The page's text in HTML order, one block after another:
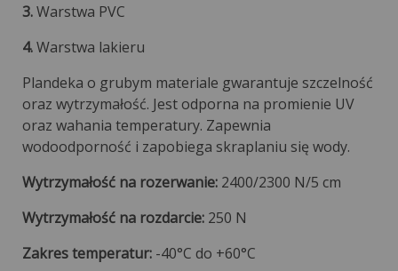
3.Warstwa PVC
4.Warstwa lakieru
Plandeka o grubym materiale gwarantuje szczelność
oraz wytrzymałość. Jest odporna na promienie UV
oraz wahania temperatury. Zapewnia
wodoodporność i zapobiega skraplaniu się wody.
Wytrzymałość na rozerwanie: 2400/2300 N/5 cm
Wytrzymałość na rozdarcie: 250 N
Zakres temperatur: -40°C do +60°C